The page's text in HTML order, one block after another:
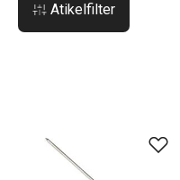
Atikelfilter